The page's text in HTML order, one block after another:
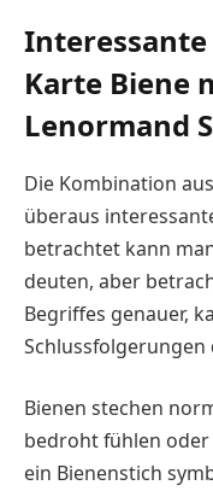
Karte Biene
Lenormand
Die Kombination aus
überaus
betrachtet kann
deuten, aber
Begriffes genauer,
Schlussfolgerungen
Bienen stechen
bedroht fühlen
ein Bienenstich